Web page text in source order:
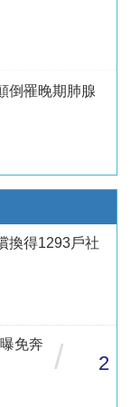
倒罹晚期肺腺
換得1293戶社
免奔
/ 2